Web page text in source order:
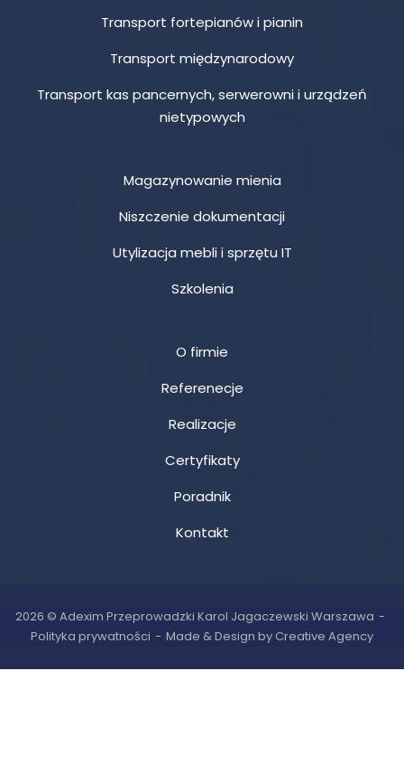
Transport fortepianów i pianin
Transport międzynarodowy
Transport kas pancernych, serwerowni i urządzeń
nietypowych
Magazynowanie mienia
Niszczenie dokumentacji
Utylizacja mebli i sprzętu IT
Szkolenia
O firmie
Referenecje
Realizacje
Certyfikaty
Poradnik
Kontakt
2026 © Adexim Przeprowadzki Karol Jagaczewski Warszawa
Polityka prywatności
Made & Design by Creative Agency